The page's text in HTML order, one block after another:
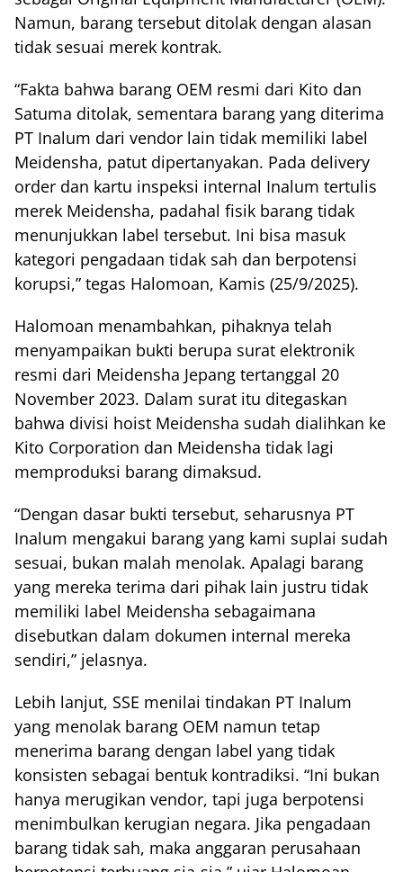
Namun, barang tersebut ditolak dengan alasan
tidak sesuai merek kontrak.
“Fakta bahwa barang OEM resmi dari Kito dan
Satuma ditolak, sementara barang yang diterima
PT Inalum dari vendor lain tidak memiliki label
Meidensha, patut dipertanyakan. Pada delivery
order dan kartu inspeksi internal Inalum tertulis
merek Meidensha, padahal fisik barang tidak
menunjukkan label tersebut. Ini bisa masuk
kategori pengadaan tidak sah dan berpotensi
korupsi,” tegas Halomoan, Kamis (25/9/2025).
Halomoan menambahkan, pihaknya telah
menyampaikan bukti berupa surat elektronik
resmi dari Meidensha Jepang tertanggal 20
November 2023. Dalam surat itu ditegaskan
bahwa divisi hoist Meidensha sudah dialihkan ke
Kito Corporation dan Meidensha tidak lagi
memproduksi barang dimaksud.
“Dengan dasar bukti tersebut, seharusnya PT
Inalum mengakui barang yang kami suplai sudah
sesuai, bukan malah menolak. Apalagi barang
yang mereka terima dari pihak lain justru tidak
memiliki label Meidensha sebagaimana
disebutkan dalam dokumen internal mereka
sendiri,” jelasnya.
Lebih lanjut, SSE menilai tindakan PT Inalum
yang menolak barang OEM namun tetap
menerima barang dengan label yang tidak
konsisten sebagai bentuk kontradiksi. “Ini bukan
hanya merugikan vendor, tapi juga berpotensi
menimbulkan kerugian negara. Jika pengadaan
barang tidak sah, maka anggaran perusahaan